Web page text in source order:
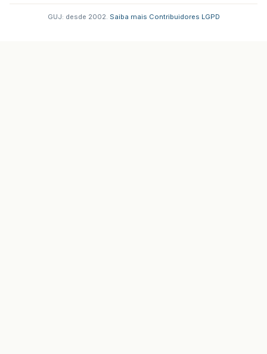
GUJ: desde 2002. Saiba mais Contribuidores LGPD